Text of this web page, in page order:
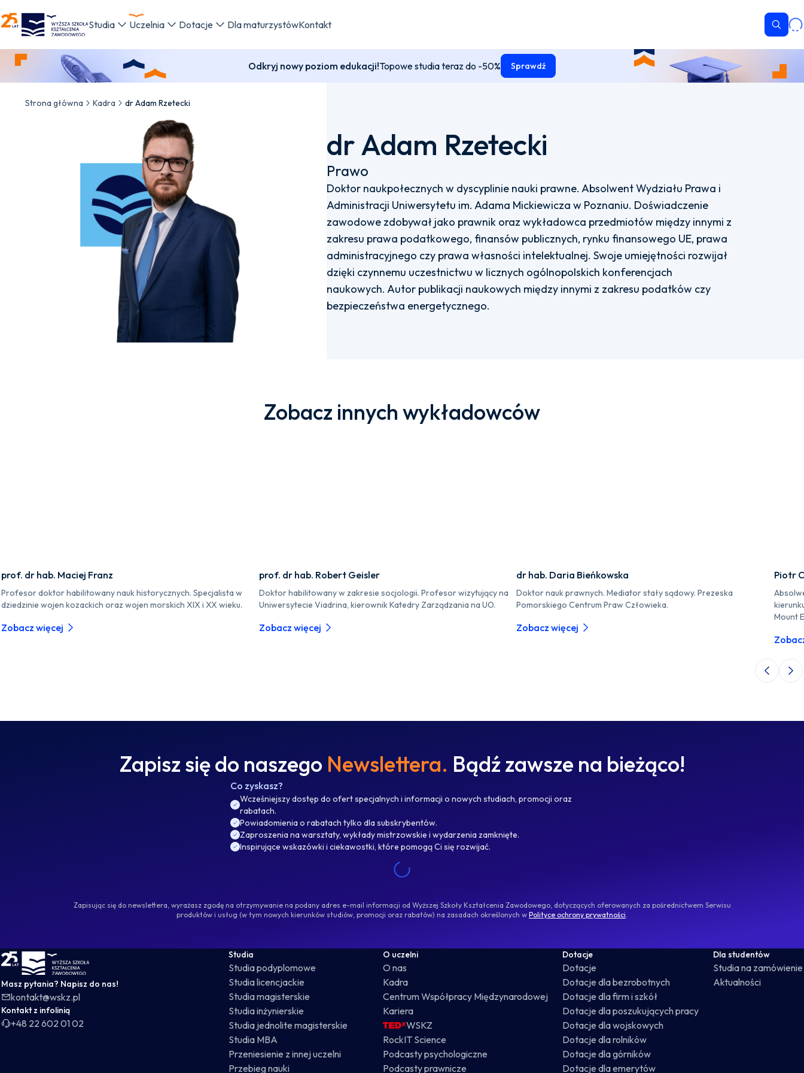
WSKZ - strona główna
Studia Uczelnia Dotacje Dla maturzystówKontakt
Odkryj nowy poziom edukacji!Topowe studia teraz do -50% Sprawdź
Strona główna Kadra dr Adam Rzetecki
dr Adam Rzetecki
Prawo
Doktor naukpołecznych w dyscyplinie nauki prawne. Absolwent Wydziału Prawa i
Administracji Uniwersytetu im. Adama Mickiewicza w Poznaniu. Doświadczenie
zawodowe zdobywał jako prawnik oraz wykładowca przedmiotów między innymi z
zakresu prawa podatkowego, finansów publicznych, rynku finansowego UE, prawa
administracyjnego czy prawa własności intelektualnej. Swoje umiejętności rozwijał
dzięki czynnemu uczestnictwu w licznych ogólnopolskich konferencjach
naukowych. Autor publikacji naukowych między innymi z zakresu podatków czy
bezpieczeństwa energetycznego.
Zobacz innych wykładowców
prof. dr hab. Maciej Franz
Profesor doktor habilitowany nauk historycznych. Specjalista w
dziedzinie wojen kozackich oraz wojen morskich XIX i XX wieku.
Zobacz więcej
prof. dr hab. Robert Geisler
Doktor habilitowany w zakresie socjologii. Profesor wizytujący na
Uniwersytecie Viadrina, kierownik Katedry Zarządzania na UO.
Zobacz więcej
dr hab. Daria Bieńkowska
Doktor nauk prawnych. Mediator stały sądowy. Prezeska
Pomorskiego Centrum Praw Człowieka.
Zobacz więcej
Piotr
Mount
Poprzedni
Zapisz się do naszego Newslettera. Bądź zawsze na bieżąco!
Co zyskasz?
Wcześniejszy dostęp do ofert specjalnych i informacji o nowych studiach, promocji oraz
rabatach.
Powiadomienia o rabatach tylko dla subskrybentów.
Zaproszenia na warsztaty, wykłady mistrzowskie i wydarzenia zamknięte.
Inspirujące wskazówki i ciekawostki, które pomogą Ci się rozwijać.
Zapisując się do newslettera, wyrażasz zgodę na otrzymywanie na podany adres e-mail informacji od Wyższej Szkoły Kształcenia Zawodowego, dotyczących oferowanych za pośrednictwem Serwisu
produktów i usług (w tym nowych kierunków studiów, promocji oraz rabatów) na zasadach określonych w Polityce ochrony prywatności.
WSKZ - strona główna
Masz pytania? Napisz do nas!
kontakt@wskz.pl
Kontakt z infolinią
+48 22 602 01 02
Studia
Studia podyplomowe
Studia licencjackie
Studia magisterskie
Studia inżynierskie
Studia jednolite magisterskie
Studia MBA
Przeniesienie z innej uczelni
Przebieg nauki
O uczelni
O nas
Kadra
Centrum Współpracy Międzynarodowej
Kariera
WSKZ
RockIT Science
Podcasty psychologiczne
Podcasty prawnicze
Dotacje
Dotacje
Dotacje dla bezrobotnych
Dotacje dla firm i szkół
Dotacje dla poszukujących pracy
Dotacje dla wojskowych
Dotacje dla rolników
Dotacje dla górników
Dotacje dla emerytów
Dla studentów
Studia na zamówienie
Aktualności